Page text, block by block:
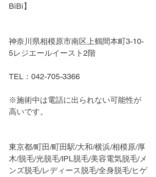
BiBi】
神奈川県相模原市南区上鶴間本町3-10-
5レジエールイースト2階
TEL：042-705-3366
※施術中は電話に出られない可能性が
高いです。
東京都/町田/町田駅/大和/横浜/相模原/厚
木/脱毛/光脱毛/IPL脱毛/美容電気脱毛/メ
ンズ脱毛/レディース脱毛/全身脱毛/ヒゲ